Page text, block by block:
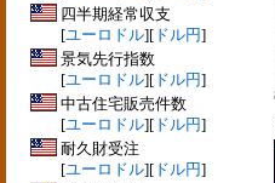
四半期経常収支
[ユーロドル][ ドル円]
景気先行指数
[ユーロドル][ ドル円]
中古住宅販売件数
[ユーロドル][ ドル円]
耐久財受注
[ユーロドル][ ドル円]